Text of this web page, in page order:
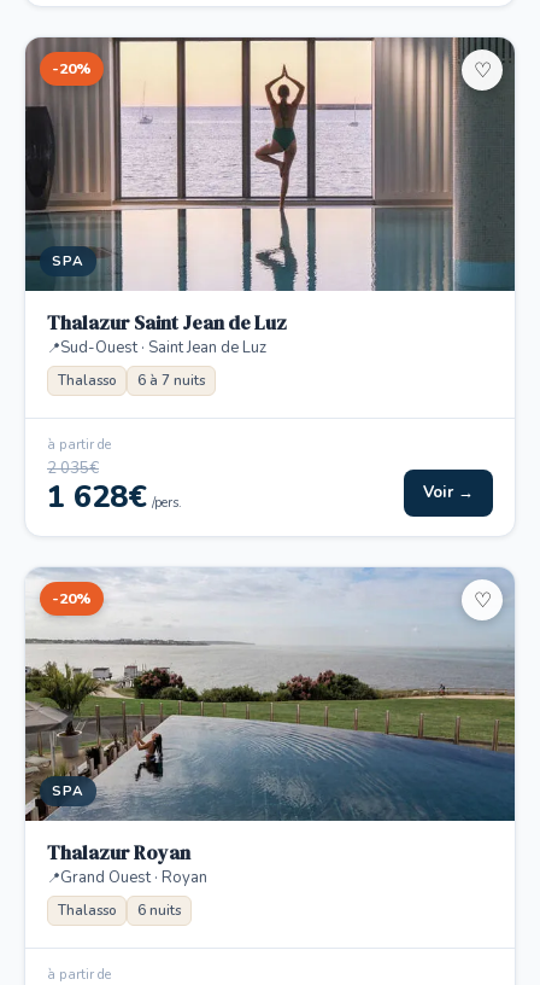
-20%
SPA
♡
Thalazur Saint Jean de Luz
Sud-Ouest · Saint Jean de Luz
Thalasso 6 à 7 nuits
à partir de
2 035€
1 628€ /pers. Voir →
-20%
SPA
♡
Thalazur Royan
Grand Ouest · Royan
Thalasso 6 nuits
à partir de